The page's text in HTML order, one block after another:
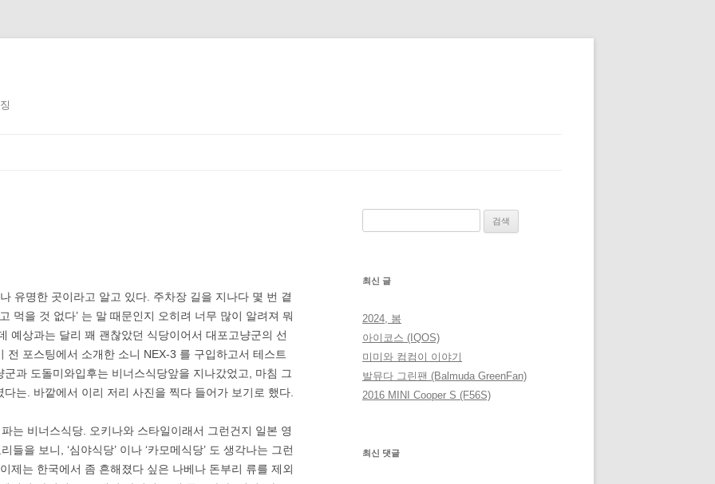
유명한 곳이라고 알고 있다. 주차장 길을 지나다 몇 번 곁
먹을 것 없다’ 는 말 때문인지 오히려 너무 많이 알려져 뭐
예상과는 달리 꽤 괜찮았던 식당이어서 대포고냥군의 선
전 포스팅에서 소개한 소니 NEX-3 를 구입하고서 테스트
과 도돌미와입후는 비너스식당앞을 지나갔었고, 마침 그
는. 바깥에서 이리 저리 사진을 찍다 들어가 보기로 했다.
는 비너스식당. 오키나와 스타일이래서 그런건지 일본 영
들을 보니, ‘심야식당’ 이나 ‘카모메식당’ 도 생각나는 그런
제는 한국에서 좀 흔해졌다 싶은 나베나 돈부리 류를 제외
최신 글
2024, 봄
아이코스 (IQOS)
미미와 컴컴이 이야기
발뮤다 그린팬 (Balmuda GreenFan)
2016 MINI Cooper S (F56S)
최신 댓글